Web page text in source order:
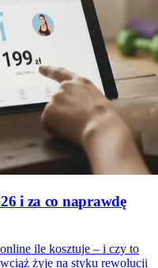
i za co naprawdę
ile kosztuje – i czy to
żyje na styku rewolucji